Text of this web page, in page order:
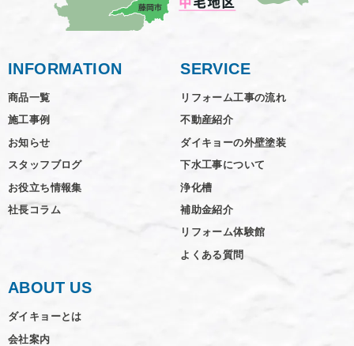
INFORMATION
商品一覧
施工事例
お知らせ
スタッフブログ
お役立ち情報集
社長コラム
SERVICE
リフォーム工事の流れ
不動産紹介
ダイキョーの外壁塗装
下水工事について
浄化槽
補助金紹介
リフォーム体験館
よくある質問
ABOUT US
ダイキョーとは
会社案内